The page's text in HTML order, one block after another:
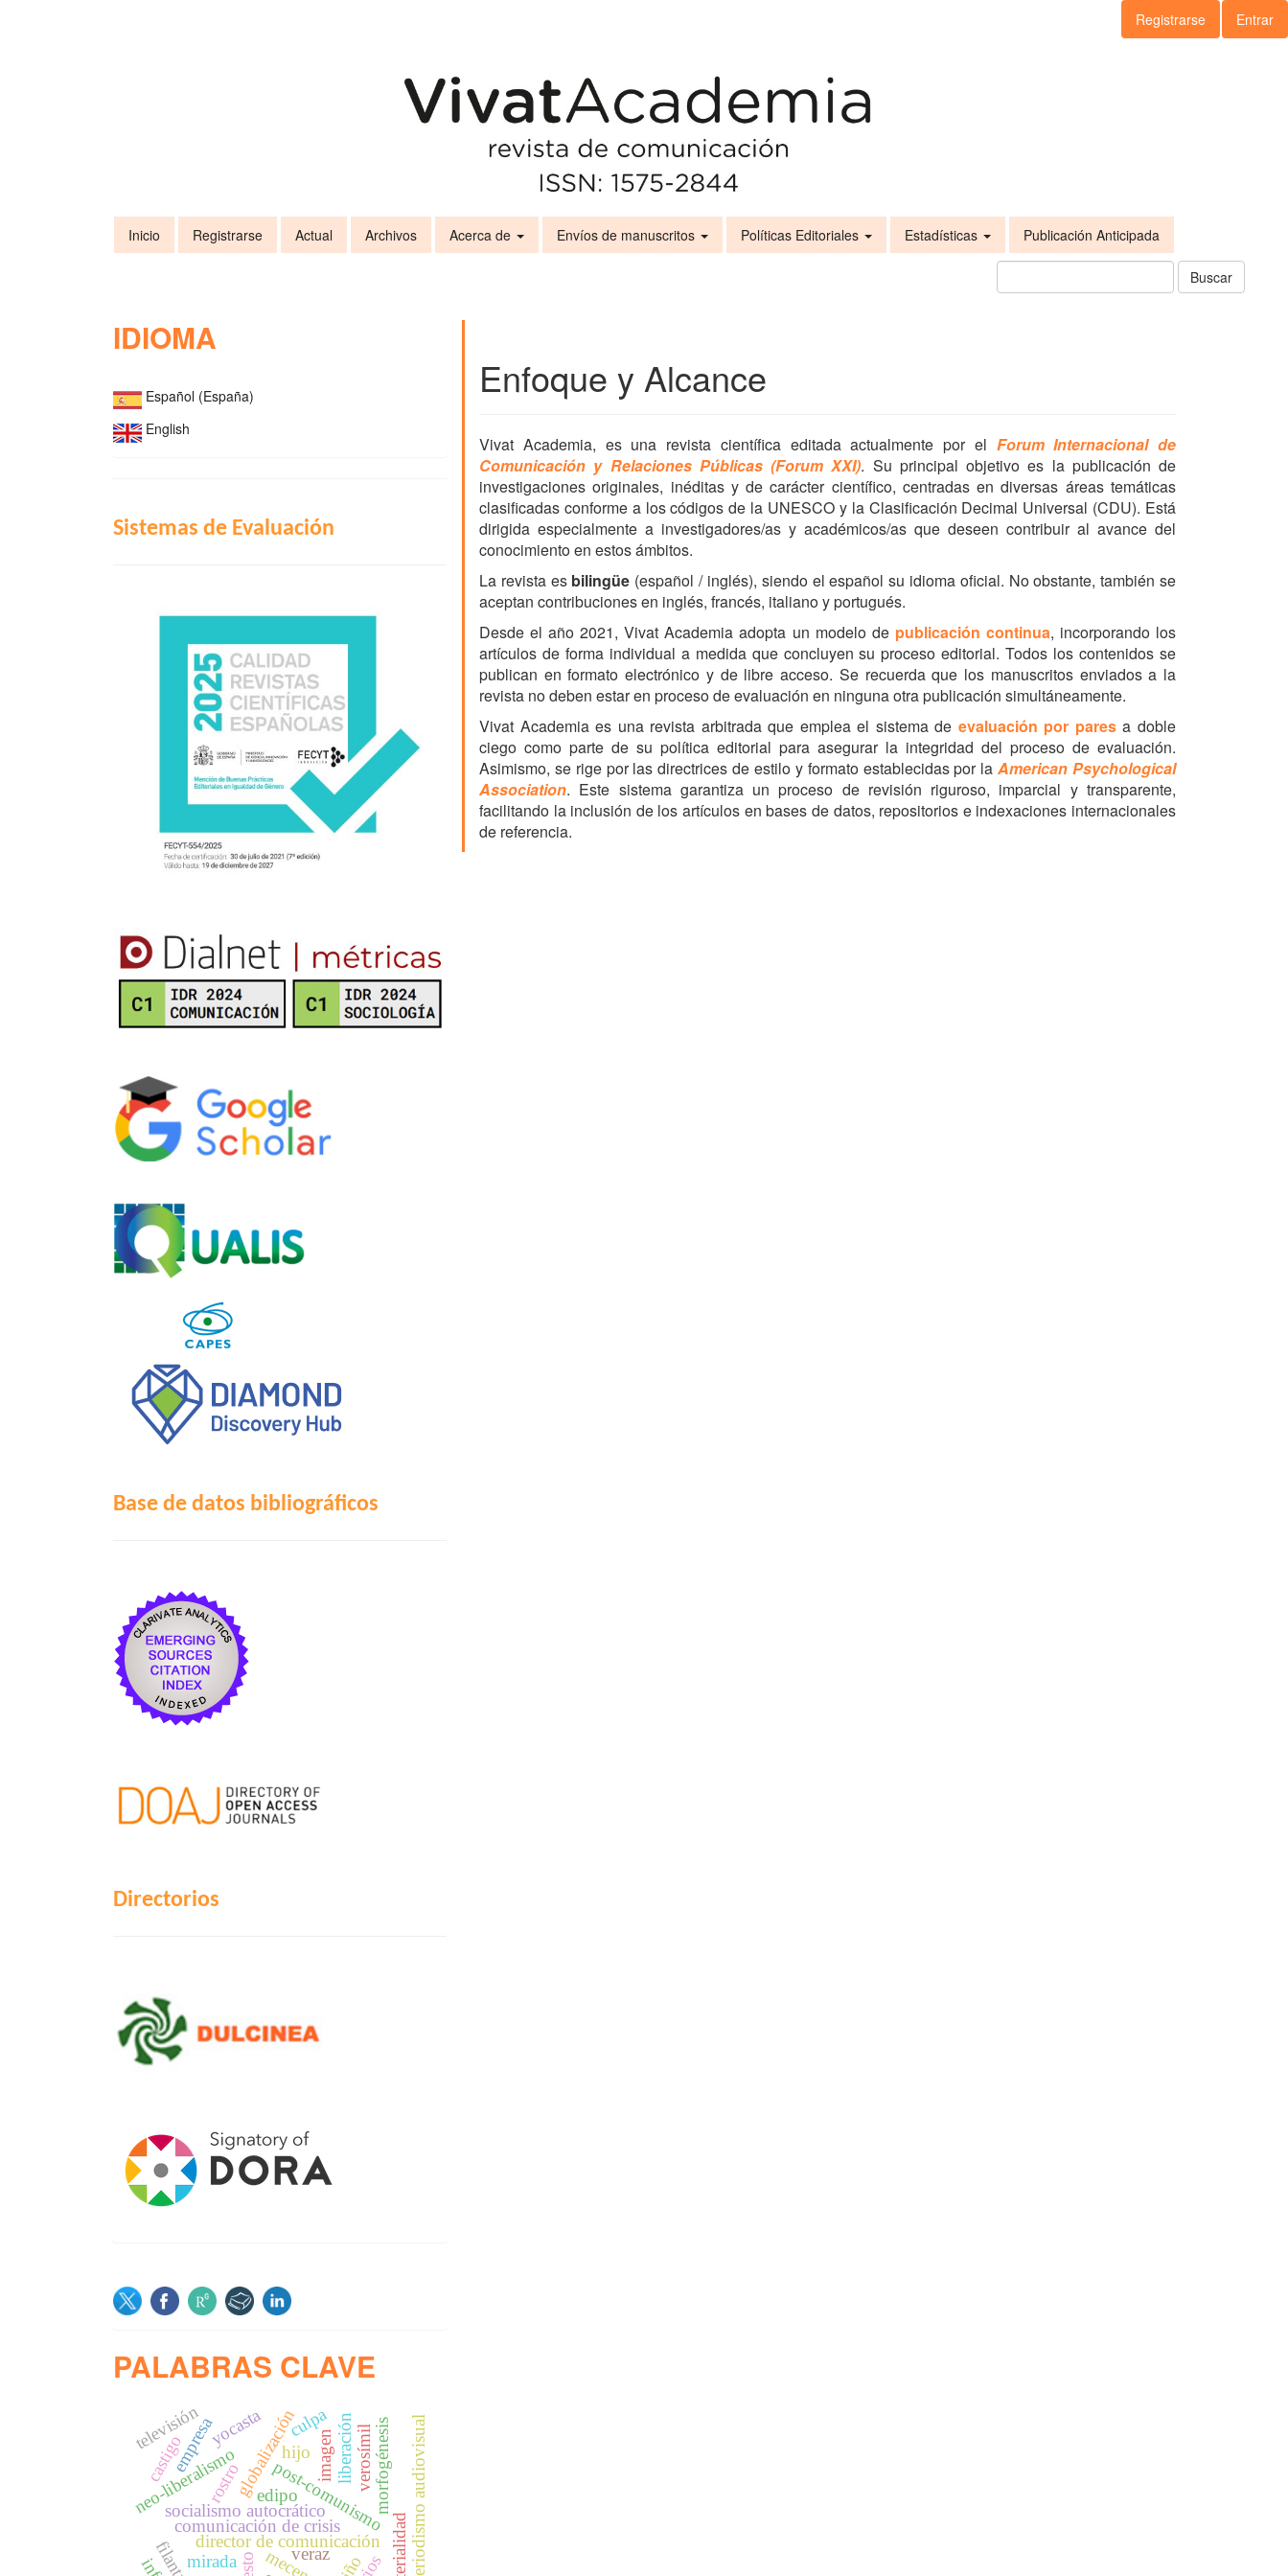
Registrarse Entrar
Inicio Registrarse Actual Archivos Acerca de Envíos de manuscritos Políticas Editoriales Estadísticas Publicación Anticipada
Buscar
Enfoque y Alcance
Vivat Academia, es una revista científica editada actualmente por el Forum Internacional de
Comunicación y Relaciones Públicas (Forum XXI). Su principal objetivo es la publicación de
investigaciones originales, inéditas y de carácter científico, centradas en diversas áreas temáticas
clasificadas conforme a los códigos de la UNESCO y la Clasificación Decimal Universal (CDU). Está
dirigida especialmente a investigadores/as y académicos/as que deseen contribuir al avance del
conocimiento en estos ámbitos.
La revista es bilingüe (español / inglés), siendo el español su idioma oficial. No obstante, también se
aceptan contribuciones en inglés, francés, italiano y portugués.
Desde el año 2021, Vivat Academia adopta un modelo de publicación continua, incorporando los
artículos de forma individual a medida que concluyen su proceso editorial. Todos los contenidos se
publican en formato electrónico y de libre acceso. Se recuerda que los manuscritos enviados a la
revista no deben estar en proceso de evaluación en ninguna otra publicación simultáneamente.
Vivat Academia es una revista arbitrada que emplea el sistema de evaluación por paresa doble
ciego como parte de su política editorial para asegurar la integridad del proceso de evaluación.
Asimismo, se rige por las directrices de estilo y formato establecidas por laAmerican Psychological
Association. Este sistema garantiza un proceso de revisión riguroso, imparcial y transparente,
facilitando la inclusión de los artículos en bases de datos, repositorios e indexaciones internacionales
de referencia.
IDIOMA
Español (España)
English
INDIZACIÓN
Sistemas de Evaluación
Base de datos bibliográficos
Directorios
SOCIAL
PALABRAS CLAVE
socialismo autocráticopost-comunismo
neo-liberalismoglobalización morfogénesis
liberación
comunicación de crisis
director de comunicación
empresa imagen
rostro
mirada
televisión periodismo audiovisual
edipo
yocasta
hijo
culpa
castigo verosímil
veraz